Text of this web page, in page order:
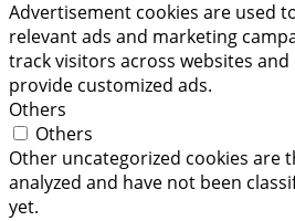
Advertisement cookies are used
relevant ads and marketing
track visitors across websites
provide customized ads.
Others
Others
Other uncategorized cookies are
analyzed and have not been
yet.